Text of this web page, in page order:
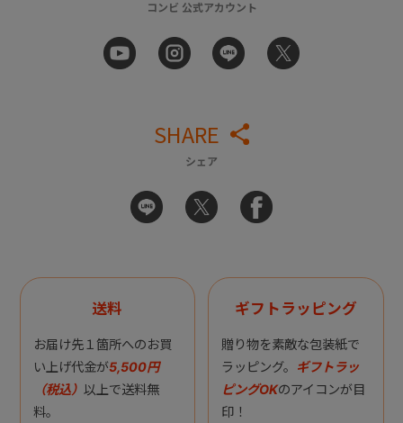
コンビ 公式アカウント
SHARE
シェア
送料
お届け先１箇所へのお買
い上げ代金が5,500円
（税込） 以上で送料無
料。
ギフトラッピング
贈り物を素敵な包装紙で
ラッピング。 ギフトラッ
ピングOKのアイコンが目
印！